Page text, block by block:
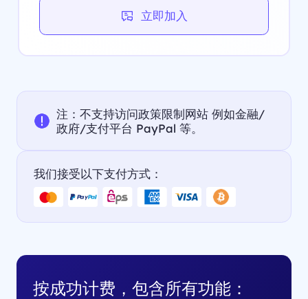
立即加入
注：不支持访问政策限制网站 例如金融/
政府/支付平台 PayPal 等。
我们接受以下支付方式：
按成功计费，包含所有功能：